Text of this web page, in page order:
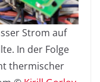
Strom auf
In der Folge
thermischer